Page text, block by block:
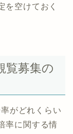
を空けておく
覧募集の
がどれくらい
率に関する情